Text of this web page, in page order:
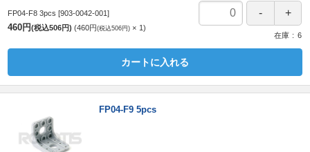
FP04-F8 3pcs [903-0042-001]
460円(税込506円) 460円(税込506円)
1
在庫
6
カートに入れる
FP04-F9 5pcs